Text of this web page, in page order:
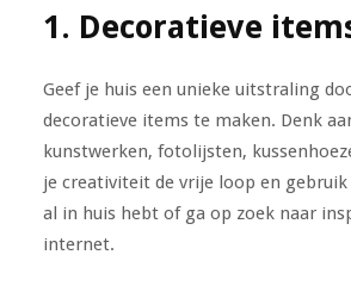
1. Decoratieve
Geef je huis een unieke uitstraling
decoratieve items te maken. Denk
kunstwerken, fotolijsten,
je creativiteit de vrije loop en
al in huis hebt of ga op zoek naar
internet.